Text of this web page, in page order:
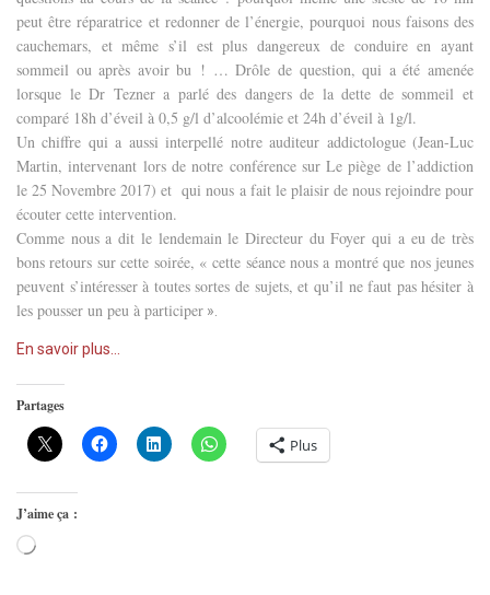
peut être réparatrice et redonner de l’énergie, pourquoi nous faisons des
cauchemars, et même s’il est plus dangereux de conduire en ayant
sommeil ou après avoir bu ! … Drôle de question, qui a été amenée
lorsque le Dr Tezner a parlé des dangers de la dette de sommeil et
comparé 18h d’éveil à 0,5 g/l d’alcoolémie et 24h d’éveil à 1g/l.
Un chiffre qui a aussi interpellé notre auditeur addictologue (Jean-Luc
Martin, intervenant lors de notre conférence sur Le piège de l’addiction
le 25 Novembre 2017) et qui nous a fait le plaisir de nous rejoindre pour
écouter cette intervention.
Comme nous a dit le lendemain le Directeur du Foyer qui a eu de très
bons retours sur cette soirée, « cette séance nous a montré que nos jeunes
peuvent s’intéresser à toutes sortes de sujets, et qu’il ne faut pas hésiter à
les pousser un peu à participer ».
En savoir plus…
Partages
Plus
J’aime ça :
Chargement…